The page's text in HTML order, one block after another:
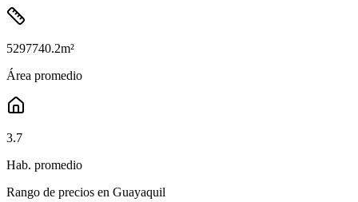
5297740.2m²
Área promedio
3.7
Hab. promedio
Rango de precios en Guayaquil